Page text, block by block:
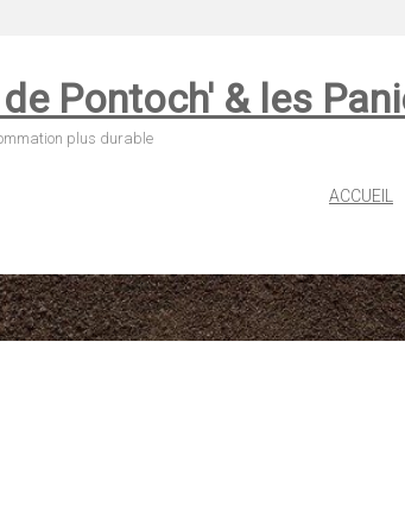
Pontoch' & les
plus durable
ACCUEIL